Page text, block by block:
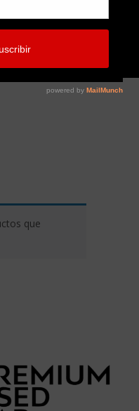
que